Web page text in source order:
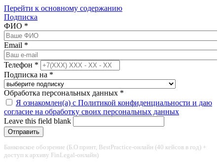
Перейти к основному содержанию
Подписка
ФИО *
Email *
Телефон *
Подписка на *
Обработка персональных данных *
Я ознакомлен(а) с Политикой конфиденциальности и даю
согласие на обработку своих персональных данных
Leave this field blank
Банковское обозрение (Б.О принт, BestPractice-онлайн (40 кейсов в год) +
доступ к архиву FinLegal-онлайн)